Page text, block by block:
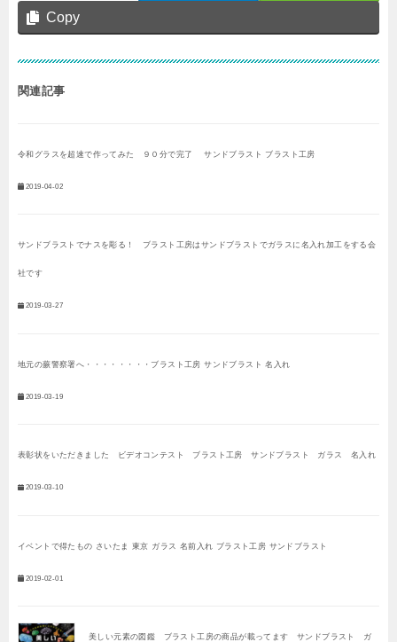
o
o
k
Copy
関連記事
令和グラスを超速で作ってみた ９０分で完了 サンドブラスト ブラスト工房
2019-04-02
サンドブラストでナスを彫る！ ブラスト工房はサンドブラストでガラスに名入れ加工をする会
社です
2019-03-27
地元の蕨警察署へ・・・・・・・・ブラスト工房 サンドブラスト 名入れ
2019-03-19
表彰状をいただきました ビデオコンテスト ブラスト工房 サンドブラスト ガラス 名入れ
2019-03-10
イベントで得たもの さいたま 東京 ガラス 名前入れ ブラスト工房 サンドブラスト
2019-02-01
美しい元素の図鑑 ブラスト工房の商品が載ってます サンドブラスト ガ